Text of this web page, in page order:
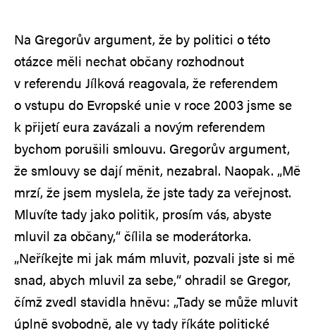
Na Gregorův argument, že by politici o této
otázce měli nechat občany rozhodnout
v referendu Jílková reagovala, že referendem
o vstupu do Evropské unie v roce 2003 jsme se
k přijetí eura zavázali a novým referendem
bychom porušili smlouvu. Gregorův argument,
že smlouvy se dají měnit, nezabral. Naopak. „Mě
mrzí, že jsem myslela, že jste tady za veřejnost.
Mluvíte tady jako politik, prosím vás, abyste
mluvil za občany,“ čílila se moderátorka.
„Neříkejte mi jak mám mluvit, pozvali jste si mě
snad, abych mluvil za sebe,“ ohradil se Gregor,
čímž zvedl stavidla hněvu: „Tady se může mluvit
úplně svobodně, ale vy tady říkáte politické